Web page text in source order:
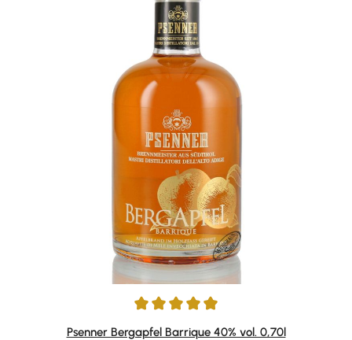
Durchschnittliche Bewertung von 4.9 von 5 Sternen
Psenner Bergapfel Barrique 40% vol. 0,70l